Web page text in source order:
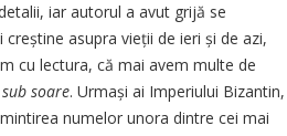
iar autorul a avut grijă se
asupra vieții de ieri și de azi,
cu lectura, că mai avem multe de
soare. Urmași ai Imperiului Bizantin,
numelor unora dintre cei mai